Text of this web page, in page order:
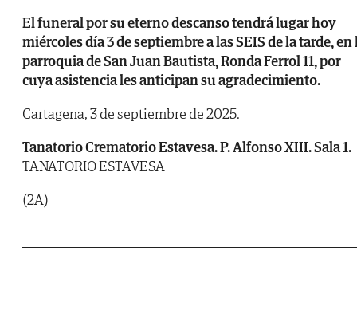
El funeral por su eterno descanso tendrá lugar hoy
miércoles día 3 de septiembre a las SEIS de la tarde, en
parroquia de San Juan Bautista, Ronda Ferrol 11, por
cuya asistencia les anticipan su agradecimiento.
Cartagena, 3 de septiembre de 2025.
Tanatorio Crematorio Estavesa. P. Alfonso XIII. Sala 1.
TANATORIO ESTAVESA
(2A)